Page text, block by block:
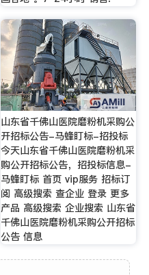
山东省千佛山医院磨粉机采购公
开招标公告-马蜂盯标-招投标
今天山东省千佛山医院磨粉机采
购公开招标公告，招投标信息-
马蜂盯标 首页 vip服务 招标订
阅 高级搜索 查企业 登录 更多
产品 高级搜索 企业搜索 山东省
千佛山医院磨粉机采购公开招标
公告 信息